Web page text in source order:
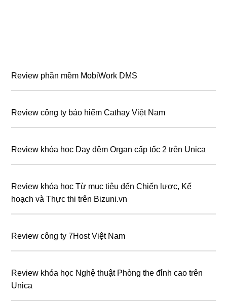
Review phần mềm MobiWork DMS
Review công ty bảo hiểm Cathay Việt Nam
Review khóa học Dạy đệm Organ cấp tốc 2 trên Unica
Review khóa học Từ mục tiêu đến Chiến lược, Kế
hoạch và Thực thi trên Bizuni.vn
Review công ty 7Host Việt Nam
Review khóa học Nghệ thuật Phòng the đỉnh cao trên
Unica